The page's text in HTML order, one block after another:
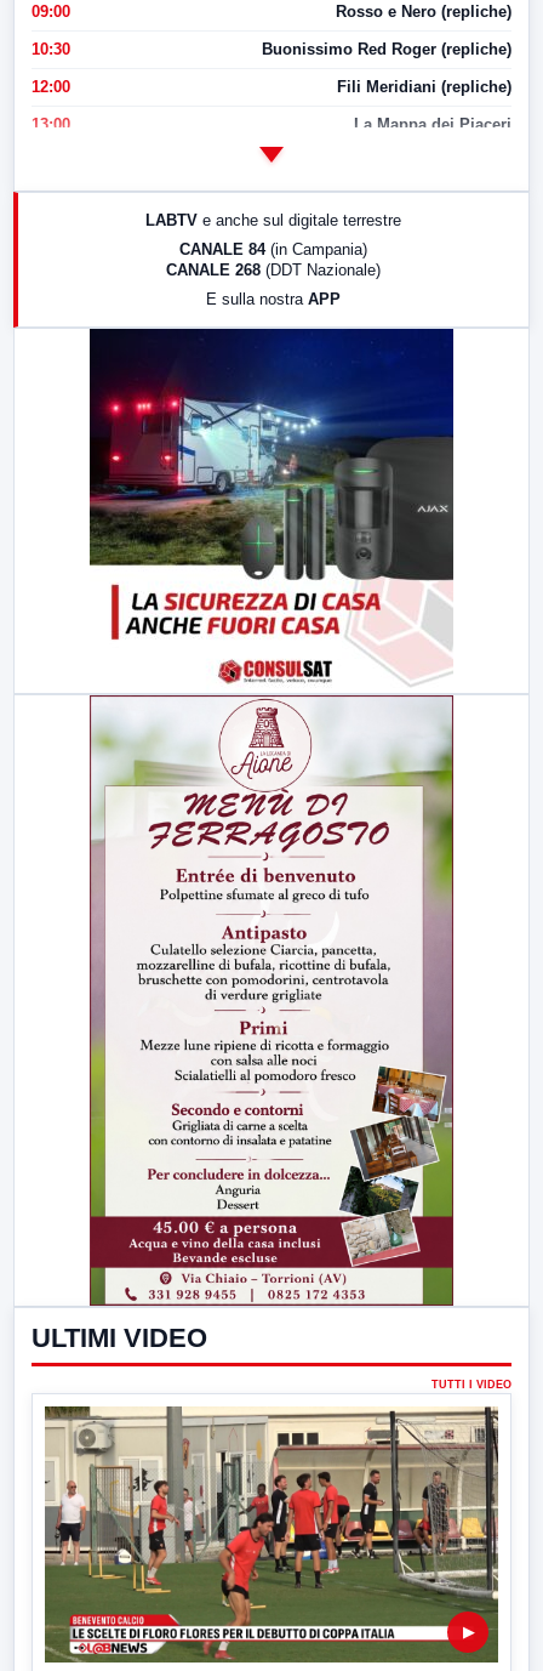
09:00 Rosso e Nero (repliche)
10:30 Buonissimo Red Roger (repliche)
12:00 Fili Meridiani (repliche)
13:00 La Mappa dei Piaceri
17:00 LabNews (replica)
LABTV e anche sul digitale terrestre
CANALE 84 (in Campania)
CANALE 268 (DDT Nazionale)
E sulla nostra APP
ULTIMI VIDEO
TUTTI I VIDEO
▶